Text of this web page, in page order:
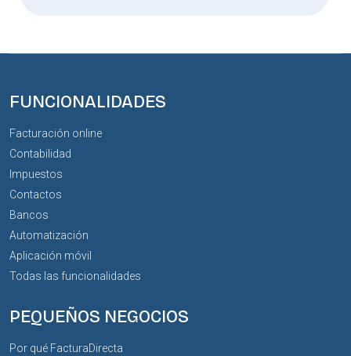
FUNCIONALIDADES
Facturación online
Contabilidad
Impuestos
Contactos
Bancos
Automatización
Aplicación móvil
Todas las funcionalidades
PEQUEÑOS NEGOCIOS
Por qué FacturaDirecta